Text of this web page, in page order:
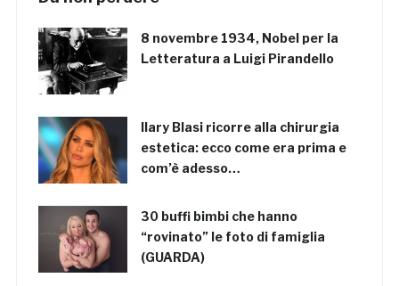
8 novembre 1934, Nobel per la
Letteratura a Luigi Pirandello
Ilary Blasi ricorre alla chirurgia
estetica: ecco come era prima e
com’è adesso…
30 buffi bimbi che hanno
“rovinato” le foto di famiglia
(GUARDA)